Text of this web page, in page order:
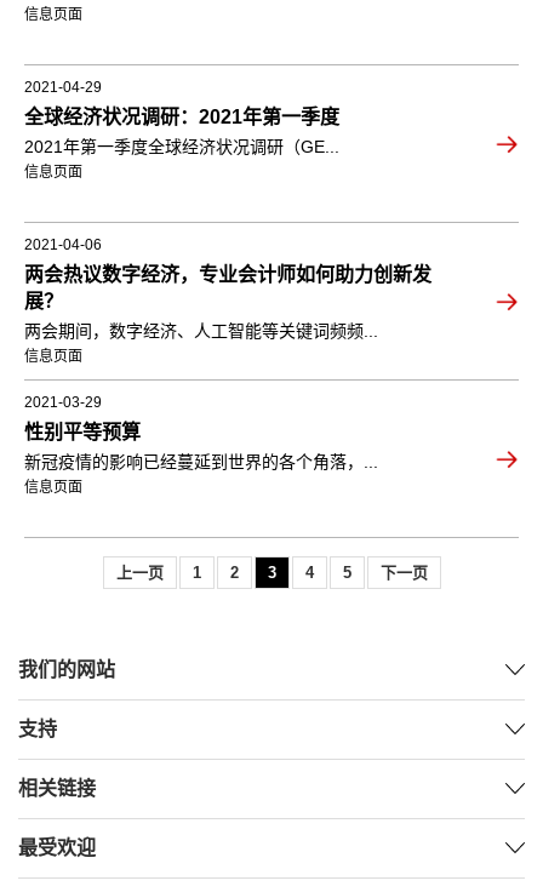
信息页面
全球经济状况调研：2021年第一季度
2021年第一季度全球经济状况调研（GE...
信息页面
2021-04-29
两会热议数字经济，专业会计师如何助力创新发
展？
两会期间，数字经济、人工智能等关键词频频...
信息页面
2021-04-06
性别平等预算
新冠疫情的影响已经蔓延到世界的各个角落，...
信息页面
2021-03-29
上一页 1 2 3 4 5 下一页
我们的网站
支持
相关链接
最受欢迎